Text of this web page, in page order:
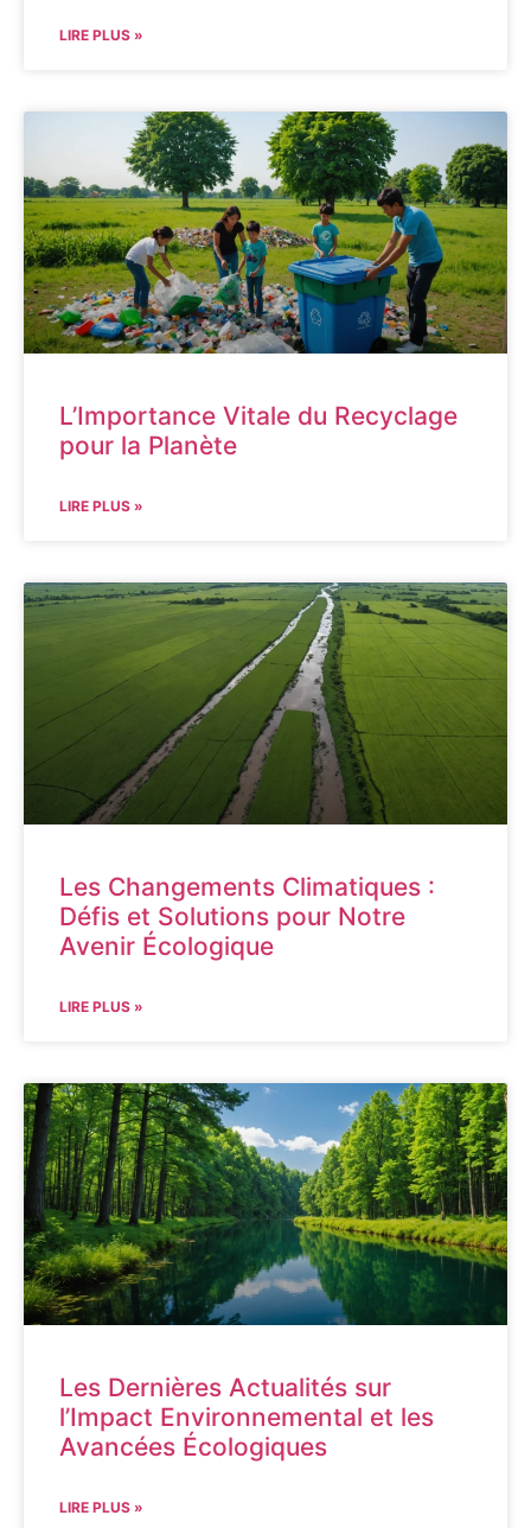
LIRE PLUS »
L’Importance Vitale du Recyclage
pour la Planète
LIRE PLUS »
Les Changements Climatiques :
Défis et Solutions pour Notre
Avenir Écologique
LIRE PLUS »
Les Dernières Actualités sur
l’Impact Environnemental et les
Avancées Écologiques
LIRE PLUS »